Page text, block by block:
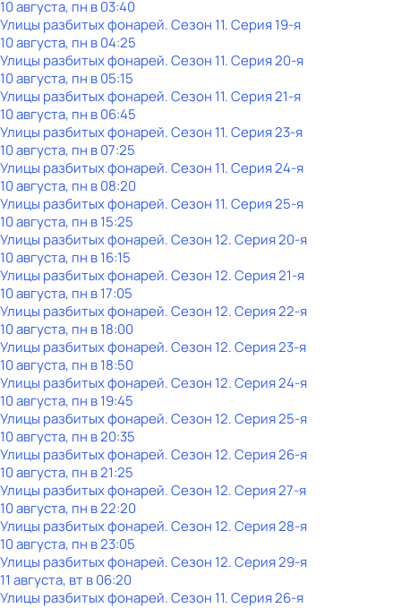
10 августа, пн в 03:40
Улицы разбитых фонарей. Сезон 11. Серия 19-я
10 августа, пн в 04:25
Улицы разбитых фонарей. Сезон 11. Серия 20-я
10 августа, пн в 05:15
Улицы разбитых фонарей. Сезон 11. Серия 21-я
10 августа, пн в 06:45
Улицы разбитых фонарей. Сезон 11. Серия 23-я
10 августа, пн в 07:25
Улицы разбитых фонарей. Сезон 11. Серия 24-я
10 августа, пн в 08:20
Улицы разбитых фонарей. Сезон 11. Серия 25-я
10 августа, пн в 15:25
Улицы разбитых фонарей. Сезон 12. Серия 20-я
10 августа, пн в 16:15
Улицы разбитых фонарей. Сезон 12. Серия 21-я
10 августа, пн в 17:05
Улицы разбитых фонарей. Сезон 12. Серия 22-я
10 августа, пн в 18:00
Улицы разбитых фонарей. Сезон 12. Серия 23-я
10 августа, пн в 18:50
Улицы разбитых фонарей. Сезон 12. Серия 24-я
10 августа, пн в 19:45
Улицы разбитых фонарей. Сезон 12. Серия 25-я
10 августа, пн в 20:35
Улицы разбитых фонарей. Сезон 12. Серия 26-я
10 августа, пн в 21:25
Улицы разбитых фонарей. Сезон 12. Серия 27-я
10 августа, пн в 22:20
Улицы разбитых фонарей. Сезон 12. Серия 28-я
10 августа, пн в 23:05
Улицы разбитых фонарей. Сезон 12. Серия 29-я
11 августа, вт в 06:20
Улицы разбитых фонарей. Сезон 11. Серия 26-я